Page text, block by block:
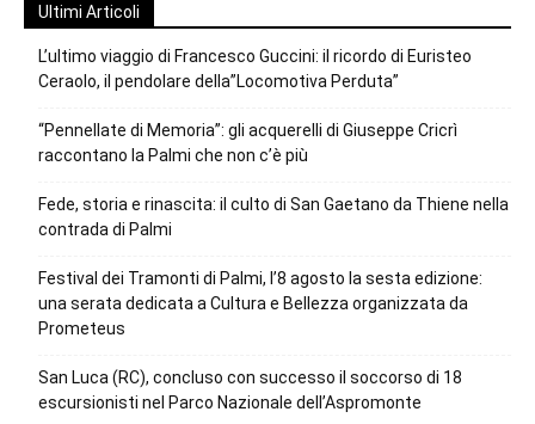
Ultimi Articoli
L’ultimo viaggio di Francesco Guccini: il ricordo di Euristeo
Ceraolo, il pendolare della”Locomotiva Perduta”
“Pennellate di Memoria”: gli acquerelli di Giuseppe Cricrì
raccontano la Palmi che non c’è più
Fede, storia e rinascita: il culto di San Gaetano da Thiene nella
contrada di Palmi
Festival dei Tramonti di Palmi, l’8 agosto la sesta edizione:
una serata dedicata a Cultura e Bellezza organizzata da
Prometeus
San Luca (RC), concluso con successo il soccorso di 18
escursionisti nel Parco Nazionale dell’Aspromonte